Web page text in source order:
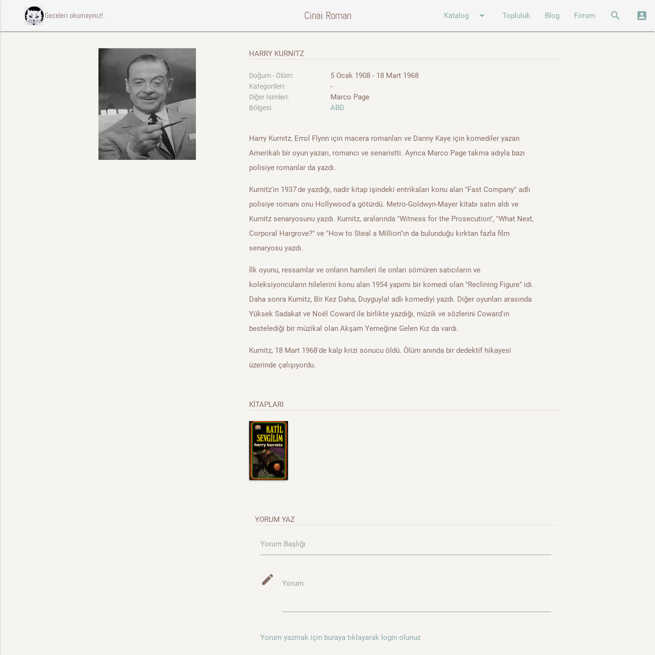
ccccci Geceleri okumayınız!.. Cinai Roman Katalog arrow_drop_down Topluluk Blog Forum search account_box
HARRY KURNITZ
Doğum - Ölüm: 5 Ocak 1908 - 18 Mart 1968
Kategorileri: -
Diğer İsimleri: Marco Page
Bölgesi: ABD
Harry Kurnitz, Errol Flynn için macera romanları ve Danny Kaye için komediler yazan
Amerikalı bir oyun yazarı, romancı ve senaristti. Ayrıca Marco Page takma adıyla bazı
polisiye romanlar da yazdı.
Kurnitz'in 1937'de yazdığı, nadir kitap işindeki entrikaları konu alan "Fast Company" adlı
polisiye romanı onu Hollywood'a götürdü. Metro-Goldwyn-Mayer kitabı satın aldı ve
Kurnitz senaryosunu yazdı. Kurnitz, aralarında "Witness for the Prosecution", "What Next,
Corporal Hargrove?" ve "How to Steal a Million"ın da bulunduğu kırktan fazla film
senaryosu yazdı.
İlk oyunu, ressamlar ve onların hamileri ile onları sömüren satıcıların ve
koleksiyoncuların hilelerini konu alan 1954 yapımı bir komedi olan "Reclining Figure" idi.
Daha sonra Kurnitz, Bir Kez Daha, Duyguyla! adlı komediyi yazdı. Diğer oyunları arasında
Yüksek Sadakat ve Noël Coward ile birlikte yazdığı, müzik ve sözlerini Coward'ın
bestelediği bir müzikal olan Akşam Yemeğine Gelen Kız da vardı.
Kurnitz, 18 Mart 1968'de kalp krizi sonucu öldü. Ölüm anında bir dedektif hikayesi
üzerinde çalışıyordu.
KİTAPLARI
YORUM YAZ
Yorum Başlığı
mode_edit Yorum
Yorum yazmak için buraya tıklayarak login olunuz